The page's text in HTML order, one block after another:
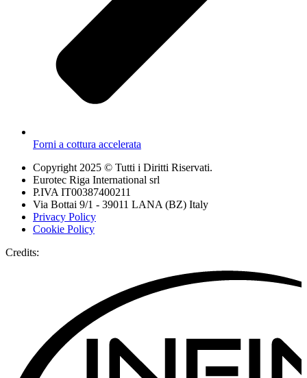
Forni a cottura accelerata
Copyright 2025 © Tutti i Diritti Riservati.
Eurotec Riga International srl
P.IVA IT00387400211
Via Bottai 9/1 - 39011 LANA (BZ) Italy
Privacy Policy
Cookie Policy
Credits: